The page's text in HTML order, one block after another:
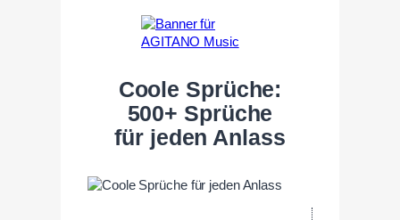
Coole Sprüche:
500+ Sprüche
für jeden Anlass